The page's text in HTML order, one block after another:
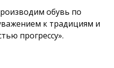
обувь по
к традициям и
прогрессу».